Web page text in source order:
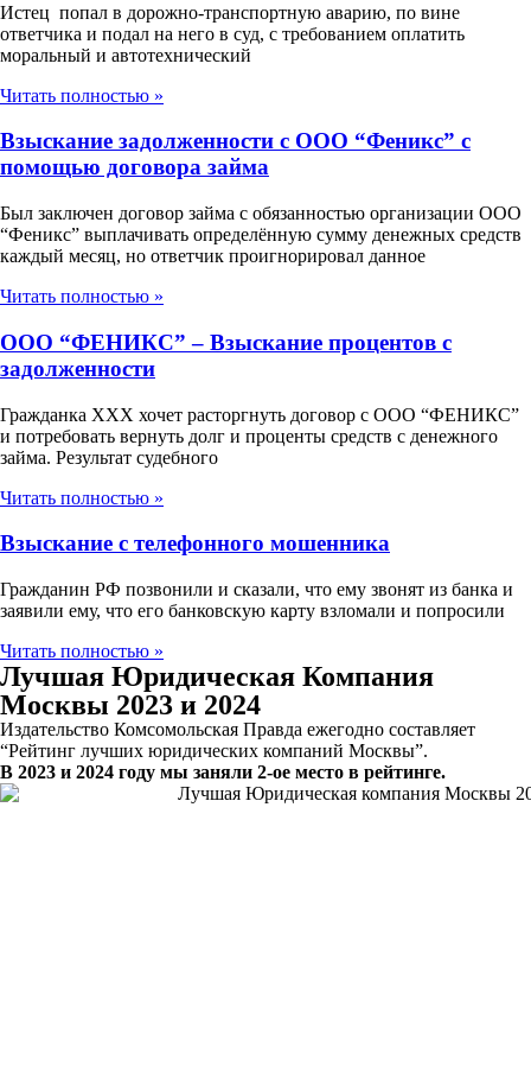
Истец попал в дорожно-транспортную аварию, по вине
ответчика и подал на него в суд, с требованием оплатить
моральный и автотехнический
Читать полностью »
Взыскание задолженности с ООО “Феникс” с
помощью договора займа
Был заключен договор займа с обязанностью организации ООО
“Феникс” выплачивать определённую сумму денежных средств
каждый месяц, но ответчик проигнорировал данное
Читать полностью »
ООО “ФЕНИКС” – Взыскание процентов с
задолженности
Гражданка ХХХ хочет расторгнуть договор с ООО “ФЕНИКС”
и потребовать вернуть долг и проценты средств с денежного
займа. Результат судебного
Читать полностью »
Взыскание с телефонного мошенника
Гражданин РФ позвонили и сказали, что ему звонят из банка и
заявили ему, что его банковскую карту взломали и попросили
Читать полностью »
Лучшая Юридическая Компания
Москвы 2023 и 2024
Издательство Комсомольская Правда ежегодно составляет
“Рейтинг лучших юридических компаний Москвы”.
В 2023 и 2024 году мы заняли 2-ое место в рейтинге.